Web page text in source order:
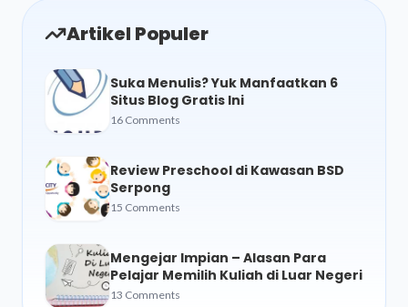
Artikel Populer
Suka Menulis? Yuk Manfaatkan 6
Situs Blog Gratis Ini
16 Comments
Review Preschool di Kawasan BSD
Serpong
15 Comments
Mengejar Impian – Alasan Para
Pelajar Memilih Kuliah di Luar Negeri
13 Comments